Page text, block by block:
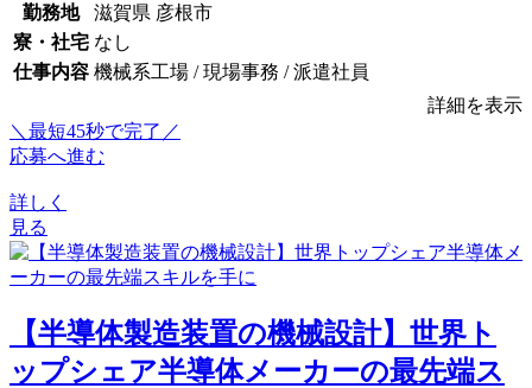
勤務地
滋賀県 彦根市
寮・社宅 なし
仕事内容 機械系工場 / 現場事務 / 派遣社員
詳細を表示
＼最短45秒で完了／
応募へ進む
詳しく
見る
【半導体製造装置の機械設計】世界ト
ップシェア半導体メーカーの最先端ス